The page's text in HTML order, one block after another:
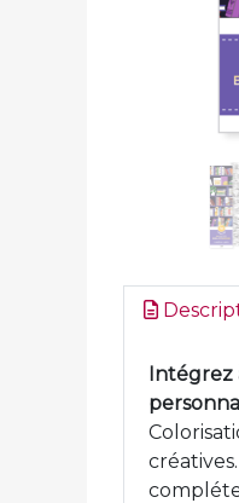
Intégrez